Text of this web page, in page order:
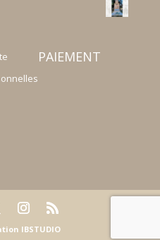
PAIEMENT
IBSTUDIO